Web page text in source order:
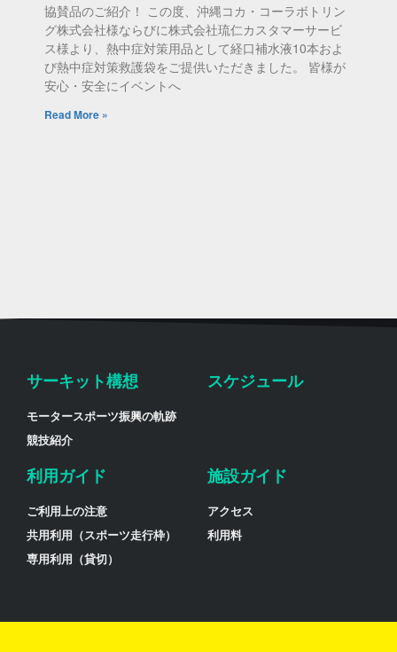
協賛品のご紹介！ この度、沖縄コカ・コーラボトリン
グ株式会社様ならびに株式会社琉仁カスタマーサービ
ス様より、熱中症対策用品として経口補水液10本およ
び熱中症対策救護袋をご提供いただきました。 皆様が
安心・安全にイベントへ
Read More »
サーキット構想
モータースポーツ振興の軌跡
競技紹介
スケジュール
利用ガイド
ご利用上の注意
共用利用（スポーツ走行枠）
専用利用（貸切）
施設ガイド
アクセス
利用料